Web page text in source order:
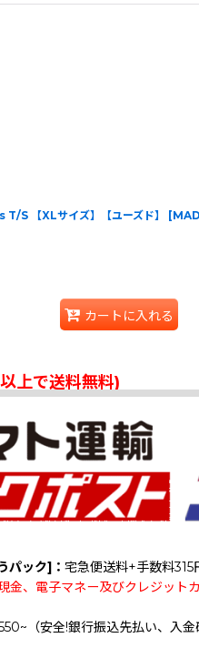
【XLサイズ】【ユーズド】 [
カートに入れる
上で送料無料)
パック]： 宅急便送料+手数料
金、電子マネー及びクレジット
（安全!銀行振込先払い、入金